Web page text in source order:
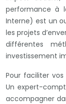
performance à
Interne) est un
les projets
différentes
investissement
Pour faciliter vos
Un expert-
accompagner